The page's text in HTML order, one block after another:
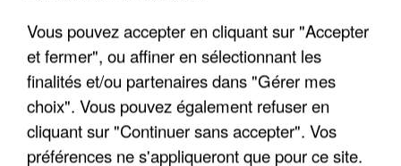
L’UN DES FONDATEURS SUPPOSÉS DE LA DZ
MAFIA INTERPELLÉ EN ALGÉRIE
Vous pouvez accepter en cliquant sur "Accepter
et fermer", ou affiner en sélectionnant les
finalités et/ou partenaires dans "Gérer mes
choix". Vous pouvez également refuser en
cliquant sur "Continuer sans accepter". Vos
préférences ne s'appliqueront que pour ce site.